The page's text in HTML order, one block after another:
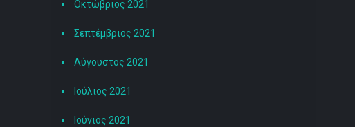
Οκτώβριος 2021
Σεπτέμβριος 2021
Αύγουστος 2021
Ιούλιος 2021
Ιούνιος 2021